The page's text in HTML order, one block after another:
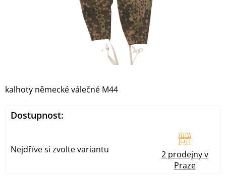
kalhoty německé válečné M44
Dostupnost:
Nejdříve si zvolte variantu
2 prodejny v
Praze